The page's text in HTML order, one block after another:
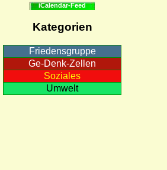
iCalendar-Feed
Kategorien
Friedensgruppe
Ge-Denk-Zellen
Soziales
Umwelt